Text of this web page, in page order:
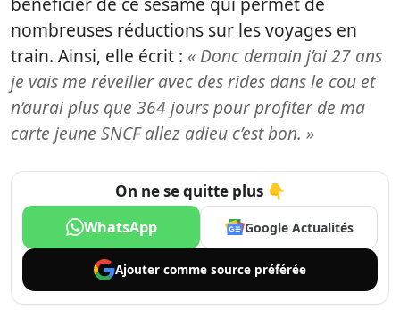
nombreuses réductions sur les voyages en
train. Ainsi, elle écrit : « Donc demain j’ai 27 ans
je vais me réveiller avec des rides dans le cou et
n’aurai plus que 364 jours pour profiter de ma
carte jeune SNCF allez adieu c’est bon. »
On ne se quitte plus 👇
WhatsApp Google Actualités
Ajouter comme source préférée